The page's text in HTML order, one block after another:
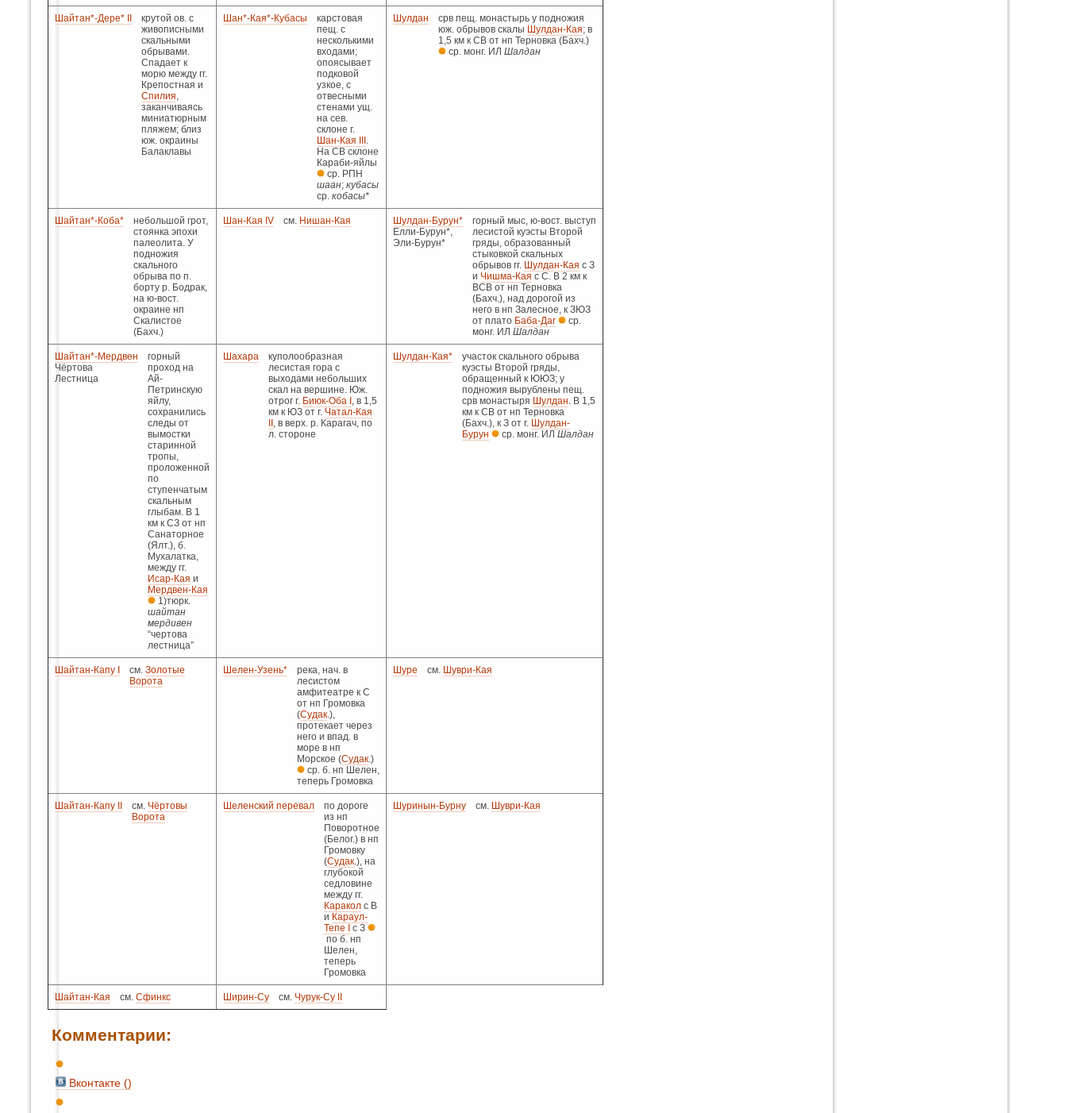
Шайтан*-Дере* II
крутой ов. с
живописными
скальными
обрывами.
Спадает к
морю между гг.
Крепостная и
Спилия,
заканчиваясь
миниатюрным
пляжем; близ
юж. окраины
Балаклавы
Шан*-Кая*-Кубасы
карстовая
пещ. с
несколькими
входами;
опоясывает
подковой
узкое, с
отвесными
стенами ущ.
на сев.
склоне г.
Шан-Кая III .
На СВ склоне
Караби-яйлы
ср. РПН
шаан; кубасы
ср. кобасы*
Шулдан
срв пещ. монастырь у подножия
юж. обрывов скалы Шулдан-Кая; в
1,5 км к СВ от нп Терновка (Бахч.)
ср. монг. ИЛ Шалдан
Шайтан*-Коба*
небольшой грот,
стоянка эпохи
палеолита. У
подножия
скального
обрыва по п.
борту р. Бодрак,
на ю-вост.
окраине нп
Скалистое
(Бахч.)
Шан-Кая IV см. Нишан-Кая
Шулдан-Бурун*
Елли-Бурун*,
Эли-Бурун*
горный мыс, ю-вост. выступ
лесистой куэсты Второй
гряды, образованный
стыковкой скальных
обрывов гг. Шулдан-Кая с З
и Чишма-Кая с С. В 2 км к
ВСВ от нп Терновка
(Бахч.), над дорогой из
него в нп Залесное, к ЗЮЗ
от плато Баба-Даг
ср.
монг. ИЛ Шалдан
Шайтан*-Мердвен
Чёртова
Лестница
горный
проход на
Ай-
Петринскую
яйлу,
сохранились
следы от
вымостки
старинной
тропы,
проложенной
по
ступенчатым
скальным
глыбам. В 1
км к СЗ от нп
Санаторное
(Ялт.), б.
Мухалатка,
между гг.
Исар-Кая и
Мердвен-Кая
1)тюрк.
шайтан
мердивен
“чертова
лестница”
Шахара
куполообразная
лесистая гора с
выходами небольших
скал на вершине. Юж.
отрог г. Биюк-Оба I , в 1,5
км к ЮЗ от г. Чатал-Кая
, в верх. р. Карагач, по
л. стороне
Шулдан-Кая*
участок скального обрыва
куэсты Второй гряды,
обращенный к ЮЮЗ; у
подножия вырублены пещ.
срв монастыря Шулдан. В 1,5
км к СВ от нп Терновка
(Бахч.), к З от г. Шулдан-
Бурун
ср. монг. ИЛ Шалдан
Шайтан-Капу I см. Золотые
Ворота
Шелен-Узень*
река, нач. в
лесистом
амфитеатре к С
от нп Громовка
(Судак.),
протекает через
него и впад. в
море в нп
Морское (Судак.)
ср. б. нп Шелен,
теперь Громовка
Шуре см. Шуври-Кая
Шайтан-Капу II см. Чёртовы
Ворота
Шеленский перевал
по дороге
из нп
Поворотное
(Белог.) в нп
Громовку
(Судак.), на
глубокой
седловине
между гг.
Каракол с В
и Караул-
Тепе I
с З
по б. нп
Шелен,
теперь
Громовка
Шуринын-Бурну см. Шуври-Кая
Шайтан-Кая см. Сфинкс Ширин-Су см. Чурук-Су II
Комментарии:
Вконтакте ()